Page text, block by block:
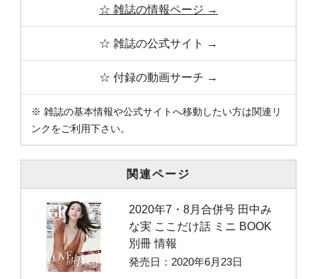
☆ 雑誌の情報ページ →
☆ 雑誌の公式サイト →
☆ 付録の動画サーチ →
※ 雑誌の基本情報や公式サイトへ移動したい方は関連リ
ンクをご利用下さい。
関連ページ
2020年7・8月合併号 田中み
な実 ここだけ話 ミニ BOOK
別冊 情報
発売日：2020年6月23日